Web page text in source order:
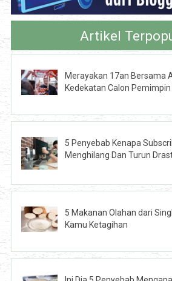
Artikel
Merayakan 17an Bersama
Kedekatan Calon
5 Penyebab Kenapa
Menghilang Dan Turun
5 Makanan Olahan dari
Kamu Ketagihan